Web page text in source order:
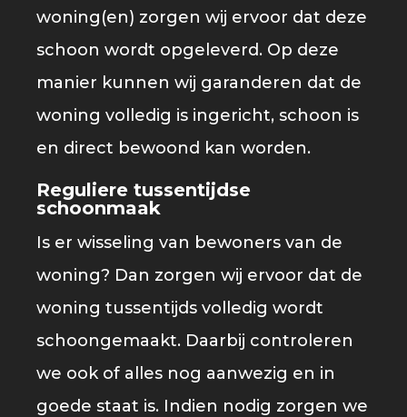
woning(en) zorgen wij ervoor dat deze
schoon wordt opgeleverd. Op deze
manier kunnen wij garanderen dat de
woning volledig is ingericht, schoon is
en direct bewoond kan worden.
Reguliere tussentijdse
schoonmaak
Is er wisseling van bewoners van de
woning? Dan zorgen wij ervoor dat de
woning tussentijds volledig wordt
schoongemaakt. Daarbij controleren
we ook of alles nog aanwezig en in
goede staat is. Indien nodig zorgen we